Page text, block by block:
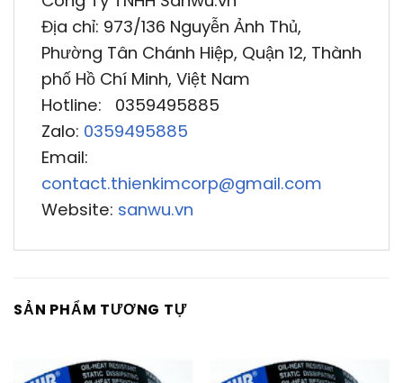
Địa chỉ: 973/136 Nguyễn Ảnh Thủ,
Phường Tân Chánh Hiệp, Quận 12, Thành
phố Hồ Chí Minh, Việt Nam
Hotline: 0359495885
Zalo: 0359495885
Email:
contact.thienkimcorp@gmail.com
Website: sanwu.vn
SẢN PHẨM TƯƠNG TỰ